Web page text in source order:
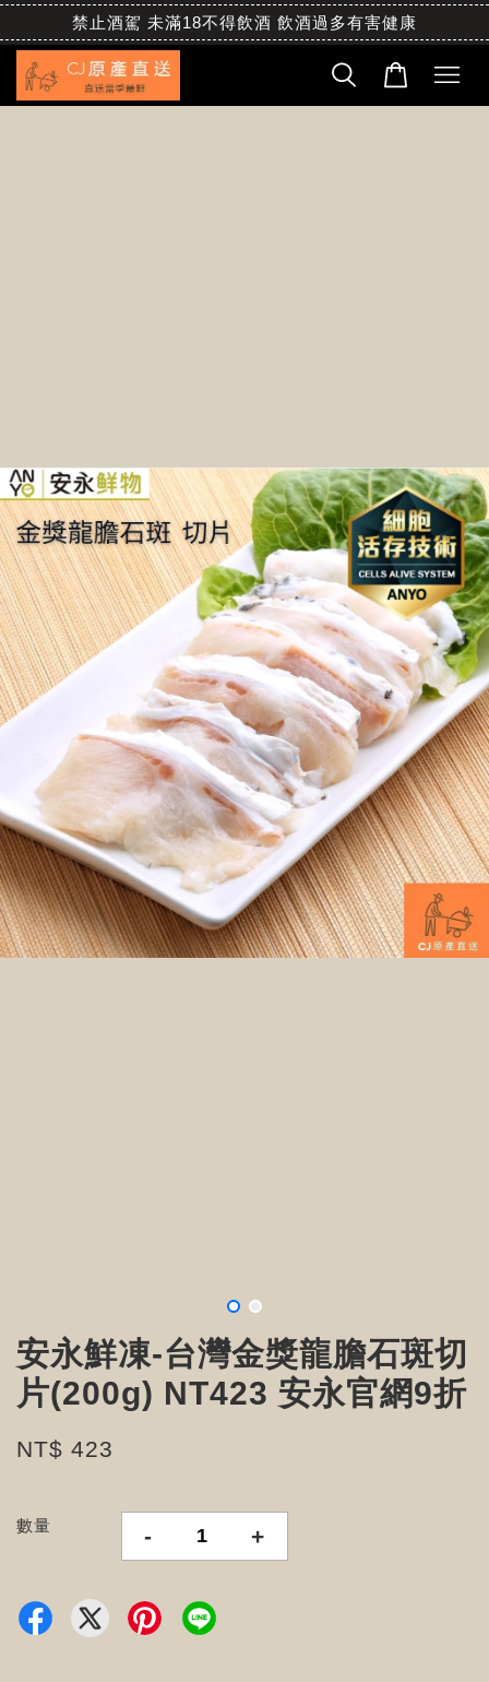
禁止酒駕 未滿18不得飲酒 飲酒過多有害健康
安永鮮凍-台灣金獎龍膽石斑切
片(200g) NT423 安永官網9折
NT$ 423
數量 - +